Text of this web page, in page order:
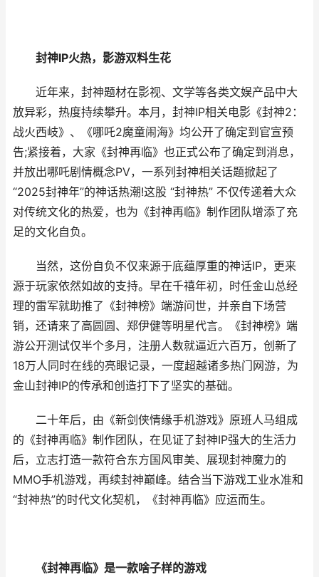
封神IP火热，影游双料生花
近年来，封神题材在影视、文学等各类文娱产品中大
放异彩，热度持续攀升。本月，封神IP相关电影《封神2：
战火西岐》、《哪吒2魔童闹海》均公开了确定到官宣预
告;紧接着，大家《封神再临》也正式公布了确定到消息，
并放出哪吒剧情概念PV，一系列封神相关话题掀起了
“2025封神年”的神话热潮!这股 “封神热” 不仅传递着大众
对传统文化的热爱，也为《封神再临》制作团队增添了充
足的文化自负。
当然，这份自负不仅来源于底蕴厚重的神话IP，更来
源于玩家依然如故的支持。早在千禧年初，时任金山总经
理的雷军就助推了《封神榜》端游问世，并亲自下场营
销，还请来了高圆圆、郑伊健等明星代言。《封神榜》端
游公开测试仅半个多月，注册人数就逼近六百万，创新了
18万人同时在线的亮眼记录，一度超越诸多热门网游，为
金山封神IP的传承和创造打下了坚实的基础。
二十年后，由《新剑侠情缘手机游戏》原班人马组成
的《封神再临》制作团队，在见证了封神IP强大的生活力
后，立志打造一款符合东方国风审美、展现封神魔力的
MMO手机游戏，再续封神巅峰。结合当下游戏工业水准和
“封神热”的时代文化契机，《封神再临》应运而生。
《封神再临》是一款啥子样的游戏